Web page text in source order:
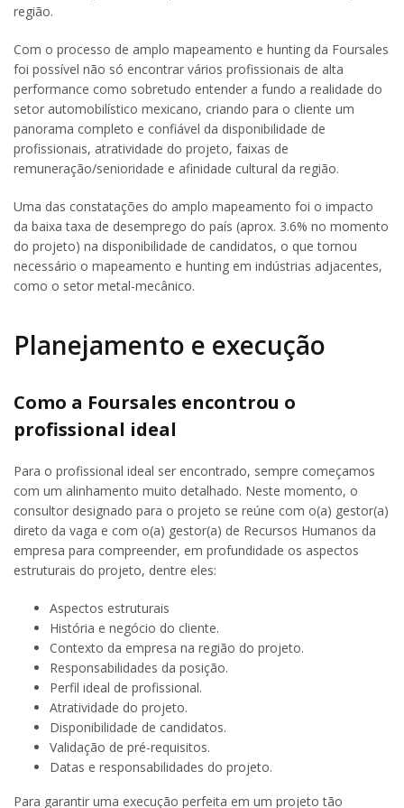
região.
Com o processo de amplo mapeamento e hunting da Foursales
foi possível não só encontrar vários profissionais de alta
performance como sobretudo entender a fundo a realidade do
setor automobilístico mexicano, criando para o cliente um
panorama completo e confiável da disponibilidade de
profissionais, atratividade do projeto, faixas de
remuneração/senioridade e afinidade cultural da região.
Uma das constatações do amplo mapeamento foi o impacto
da baixa taxa de desemprego do país (aprox. 3.6% no momento
do projeto) na disponibilidade de candidatos, o que tornou
necessário o mapeamento e hunting em indústrias adjacentes,
como o setor metal-mecânico.
Planejamento e execução
Como a Foursales encontrou o
profissional ideal
Para o profissional ideal ser encontrado, sempre começamos
com um alinhamento muito detalhado. Neste momento, o
consultor designado para o projeto se reúne com o(a) gestor(a)
direto da vaga e com o(a) gestor(a) de Recursos Humanos da
empresa para compreender, em profundidade os aspectos
estruturais do projeto, dentre eles:
Aspectos estruturais
História e negócio do cliente.
Contexto da empresa na região do projeto.
Responsabilidades da posição.
Perfil ideal de profissional.
Atratividade do projeto.
Disponibilidade de candidatos.
Validação de pré-requisitos.
Datas e responsabilidades do projeto.
Para garantir uma execução perfeita em um projeto tão